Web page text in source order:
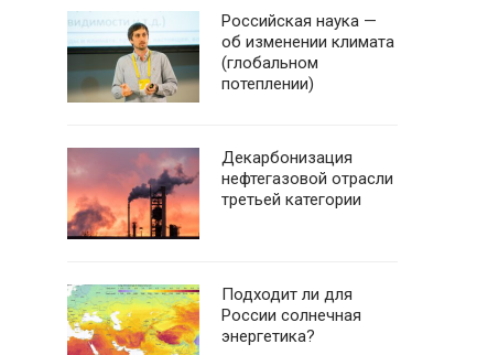
Российская наука —
об изменении климата
(глобальном
потеплении)
Декарбонизация
нефтегазовой отрасли
третьей категории
Подходит ли для
России солнечная
энергетика?